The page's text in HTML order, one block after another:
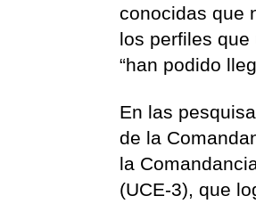
conocidas que
los perfiles
“han podido
En las
de la
la
(UCE-3), que